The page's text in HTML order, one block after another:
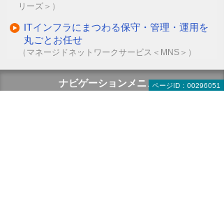
リーズ＞）
ITインフラにまつわる保守・管理・運用を
丸ごとお任せ
（マネージドネットワークサービス＜MNS＞）
ページID：00296051
ナビゲーションメニュー